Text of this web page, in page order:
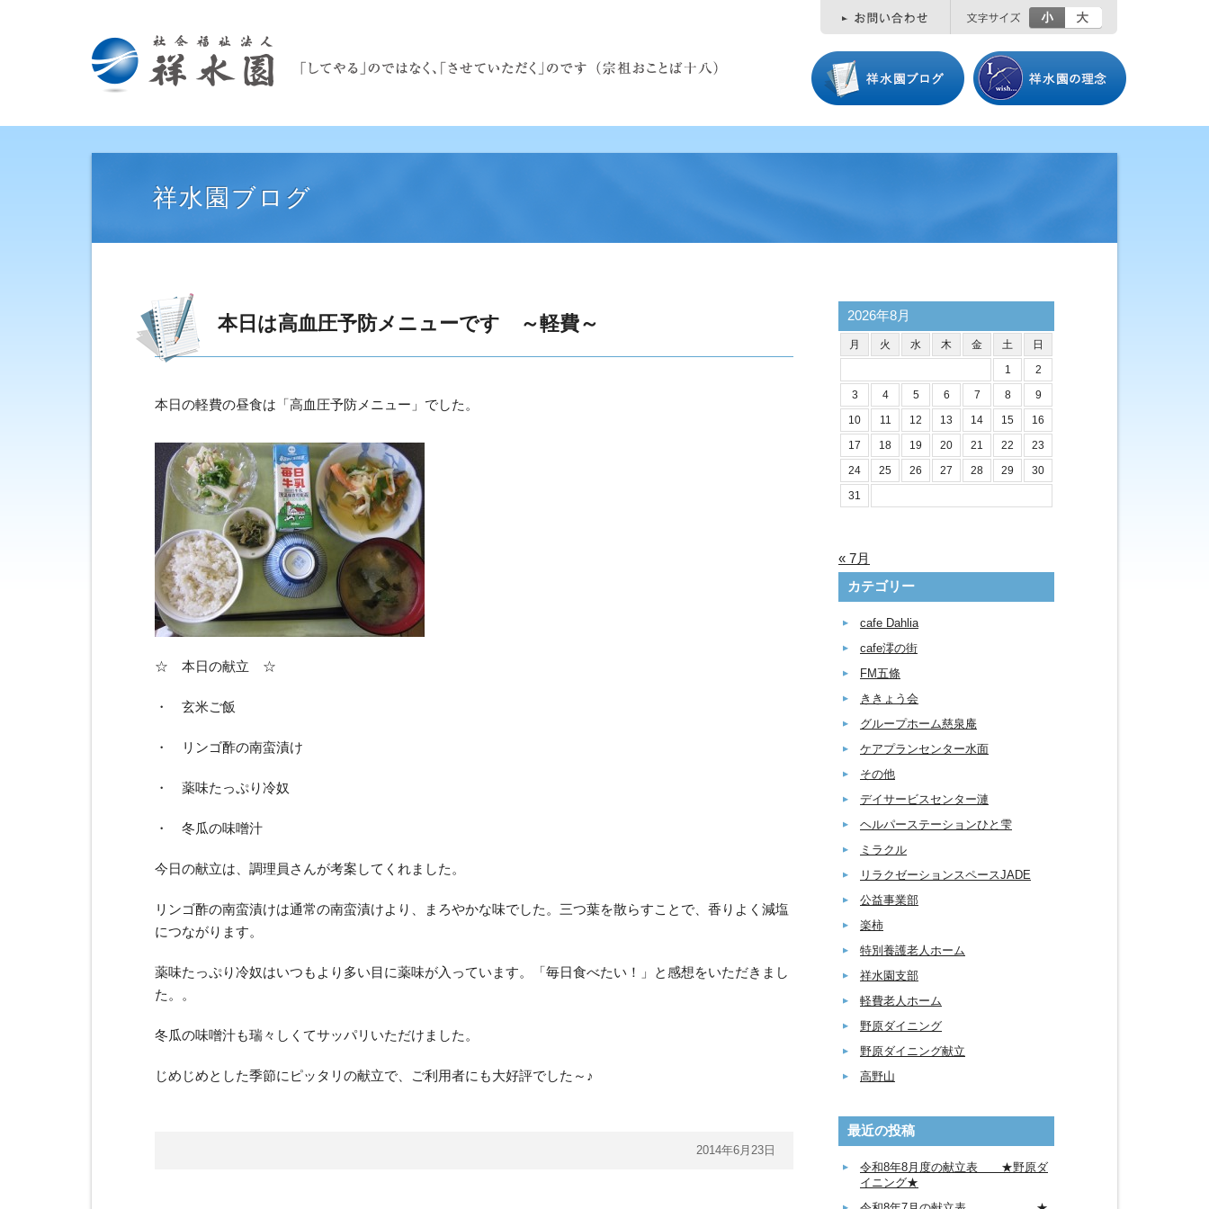
小
祥水園ブログ
本日は高血圧予防メニューです ～軽費～
本日の軽費の昼食は「高血圧予防メニュー」でした。
☆ 本日の献立 ☆
・ 玄米ご飯
・ リンゴ酢の南蛮漬け
・ 薬味たっぷり冷奴
・ 冬瓜の味噌汁
今日の献立は、調理員さんが考案してくれました。
リンゴ酢の南蛮漬けは通常の南蛮漬けより、まろやかな味でした。三つ葉を散らすことで、香りよく減塩
につながります。
薬味たっぷり冷奴はいつもより多い目に薬味が入っています。「毎日食べたい！」と感想をいただきまし
た。。
冬瓜の味噌汁も瑞々しくてサッパリいただけました。
じめじめとした季節にピッタリの献立で、ご利用者にも大好評でした～♪
2014年6月23日
2026年8月
月 火 水 木 金 土
日
1
2
3
4 5 6 7 8
9
10
11 12 13 14 15
16
17
18 19 20 21 22
23
24
25 26 27 28 29
30
31
« 7月
カテゴリー
cafe Dahlia
cafe澪の街
FM五條
ききょう会
グループホーム慈泉庵
ケアプランセンター水面
その他
デイサービスセンター漣
ヘルパーステーションひと雫
ミラクル
リラクゼーションスペースJADE
公益事業部
楽柿
特別養護老人ホーム
祥水園支部
軽費老人ホーム
野原ダイニング
野原ダイニング献立
高野山
最近の投稿
令和8年8月度の献立表 ★野原ダ
イニング★